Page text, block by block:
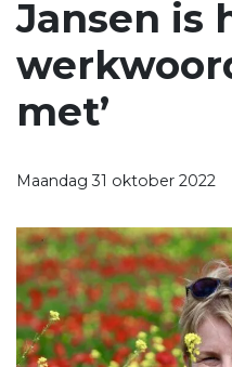
Jansen is
met’
Maandag 31 oktober 2022